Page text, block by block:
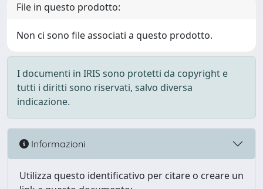
File in questo prodotto:
Non ci sono file associati a questo prodotto.
I documenti in IRIS sono protetti da copyright e
tutti i diritti sono riservati, salvo diversa
indicazione.
Informazioni
Utilizza questo identificativo per citare o creare un